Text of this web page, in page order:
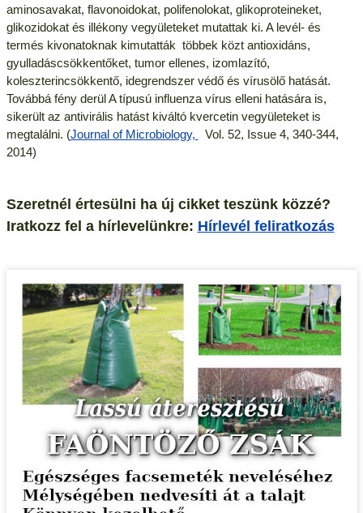
aminosavakat, flavonoidokat, polifenolokat, glikoproteineket,
glikozidokat és illékony vegyületeket mutattak ki. A levél- és
termés kivonatoknak kimutatták többek közt antioxidáns,
gyulladáscsökkentőket, tumor ellenes, izomlazító,
koleszterincsökkentő, idegrendszer védő és vírusölő hatását.
Továbbá fény derül A típusú influenza vírus elleni hatására is,
sikerült az antivirális hatást kiváltó kvercetin vegyületeket is
megtalálni. (Journal of Microbiology,
Vol. 52, Issue 4, 340-344,
2014)
Szeretnél értesülni ha új cikket teszünk közzé?
Iratkozz fel a hírlevelünkre: Hírlevél feliratkozás